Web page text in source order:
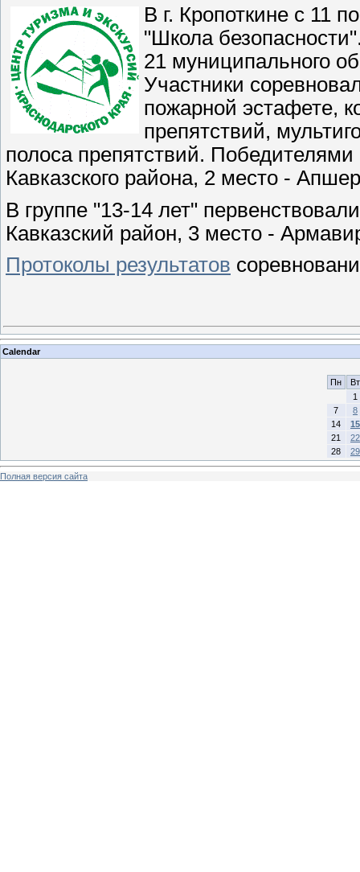
В г. Кропоткине с 11
"Школа
21 муниципального
Участники
пожарной эстафете,
препятствий,
полоса препятствий.
Кавказского района, 2 место -
В группе "13-14 лет"
Кавказский район, 3 место -
Протоколы результатов
Calendar
Пн
Вт
1
7
8
14
15
21
22
28
29
Полная версия сайта